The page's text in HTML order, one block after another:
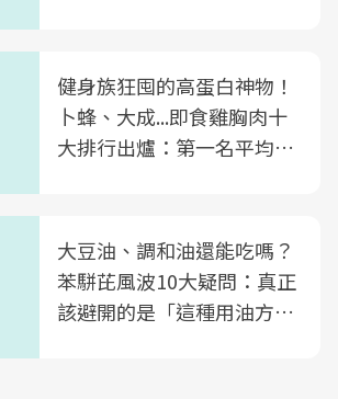
健身族狂囤的高蛋白神物！
卜蜂、大成...即食雞胸肉十
大排行出爐：第一名平均一
大豆油、調和油還能吃嗎？
苯駢芘風波10大疑問：真正
該避開的是「這種用油方